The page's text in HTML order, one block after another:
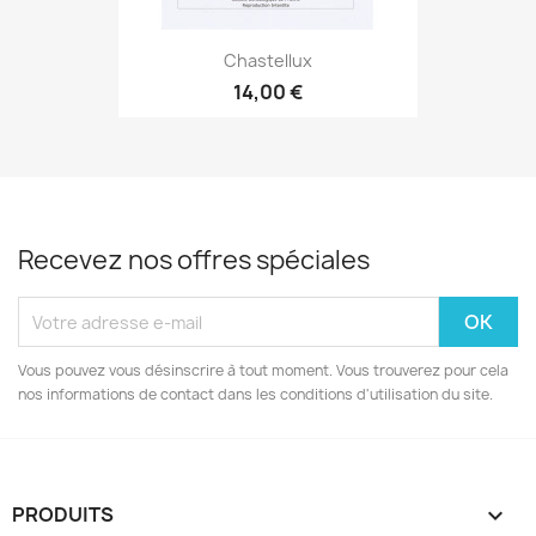
Chastellux
14,00 €
Recevez nos offres spéciales
Vous pouvez vous désinscrire à tout moment. Vous trouverez pour cela
nos informations de contact dans les conditions d'utilisation du site.
PRODUITS 